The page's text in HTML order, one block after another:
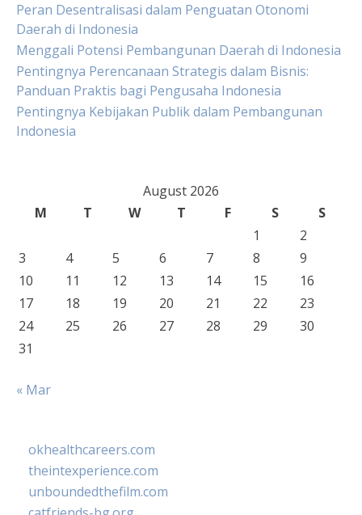
Peran Desentralisasi dalam Penguatan Otonomi
Daerah di Indonesia
Menggali Potensi Pembangunan Daerah di Indonesia
Pentingnya Perencanaan Strategis dalam Bisnis:
Panduan Praktis bagi Pengusaha Indonesia
Pentingnya Kebijakan Publik dalam Pembangunan
Indonesia
August 2026
M
T W T F S
S
1
2
3
4 5 6 7 8
9
10
11 12 13 14 15
16
17
18 19 20 21 22
23
24
25 26 27 28 29
30
31
« Mar
okhealthcareers.com
theintexperience.com
unboundedthefilm.com